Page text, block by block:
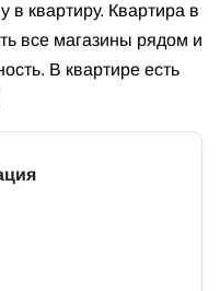
квартиру. Квартира в
все магазины рядом и
В квартире есть